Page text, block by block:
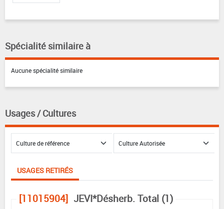
Spécialité similaire à
Aucune spécialité similaire
Usages / Cultures
USAGES RETIRÉS
[11015904] JEVI*Désherb. Total (1)